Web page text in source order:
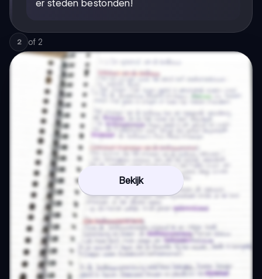
er steden bestonden!
2 of 2
Bekijk